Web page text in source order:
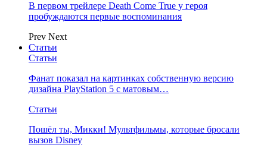
В первом трейлере Death Come True у героя
пробуждаются первые воспоминания
Prev Next
Статьи
Статьи
Фанат показал на картинках собственную версию
дизайна PlayStation 5 с матовым…
Статьи
Пошёл ты, Микки! Мультфильмы, которые бросали
вызов Disney